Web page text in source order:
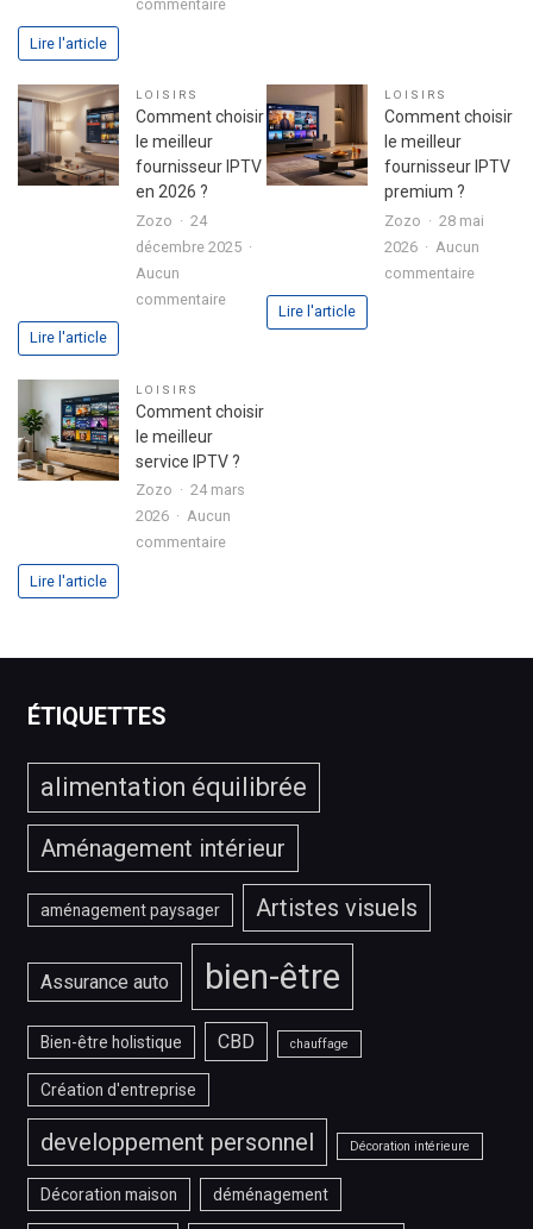
commentaire
SE
disque
:
parfaite
Lire l'article
LOISIRS
Comment choisir
le meilleur
fournisseur IPTV
en 2026 ?
Zozo
24
décembre 2025
Aucun
commentairesur
Comment
meilleur
IPTV
Lire l'article
LOISIRS
Comment choisir
le meilleur
fournisseur IPTV
premium ?
Zozo
28 mai
2026
Aucun
commentairesur
Lire l'article
LOISIRS
Comment choisir
le meilleur
service IPTV ?
Zozo
24 mars
2026
Aucun
commentairesur
Lire l'article
ÉTIQUETTES
alimentation équilibrée
Aménagement intérieur
aménagement paysager Artistes visuels
Assurance auto bien-être
Bien-être holistique CBD chauffage
Création d'entreprise
developpement personnel Décoration intérieure
Décoration maison déménagement